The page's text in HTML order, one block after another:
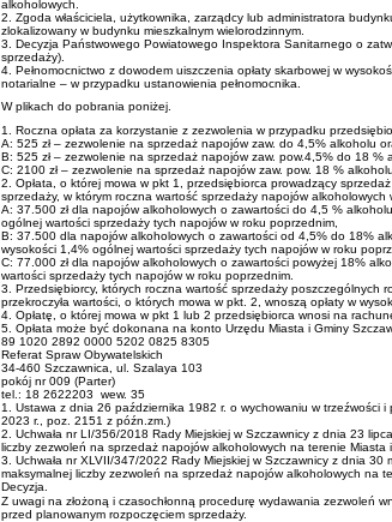
alkoholowych.
2. Zgoda właściciela, użytkownika, zarządcy lub administratora
zlokalizowany w budynku mieszkalnym wielorodzinnym.
3. Decyzja Państwowego Powiatowego Inspektora Sanitarnego
sprzedaży).
4. Pełnomocnictwo z dowodem uiszczenia opłaty skarbowej w
notarialne – w przypadku ustanowienia pełnomocnika.
W plikach do pobrania poniżej.
1. Roczna opłata za korzystanie z zezwolenia w przypadku
A: 525 zł – zezwolenie na sprzedaż napojów zaw. do 4,5% alkoholu
B: 525 zł – zezwolenie na sprzedaż napojów zaw. pow.4,5% do 18 %
C: 2100 zł – zezwolenie na sprzedaż napojów zaw. pow. 18 % alkoholu.
2. Opłata, o której mowa w pkt 1, przedsiębiorca prowadzący
sprzedaży, w którym roczna wartość sprzedaży napojów alkoholowych
A: 37.500 zł dla napojów alkoholowych o zawartości do 4,5 %
ogólnej wartości sprzedaży tych napojów w roku poprzednim,
B: 37.500 dla napojów alkoholowych o zawartości od 4,5% do 18%
wysokości 1,4% ogólnej wartości sprzedaży tych napojów w roku
C: 77.000 zł dla napojów alkoholowych o zawartości powyżej 18%
wartości sprzedaży tych napojów w roku poprzednim.
3. Przedsiębiorcy, których roczna wartość sprzedaży poszczególnych
przekroczyła wartości, o których mowa w pkt. 2, wnoszą opłaty w
4. Opłatę, o której mowa w pkt 1 lub 2 przedsiębiorca wnosi na
5. Opłata może być dokonana na konto Urzędu Miasta i Gminy
89 1020 2892 0000 5202 0825 8305
Referat Spraw Obywatelskich
34-460 Szczawnica, ul. Szalaya 103
pokój nr 009 (Parter)
tel.: 18 2622203 wew. 35
1. Ustawa z dnia 26 października 1982 r. o wychowaniu w trzeźwości i
2023 r., poz. 2151 z późn.zm.)
2. Uchwała nr LI/356/2018 Rady Miejskiej w Szczawnicy z dnia 23
liczby zezwoleń na sprzedaż napojów alkoholowych na terenie Miasta i
3. Uchwała nr XLVII/347/2022 Rady Miejskiej w Szczawnicy z dnia 30
maksymalnej liczby zezwoleń na sprzedaż napojów alkoholowych na
Decyzja.
Z uwagi na złożoną i czasochłonną procedurę wydawania zezwoleń
przed planowanym rozpoczęciem sprzedaży.